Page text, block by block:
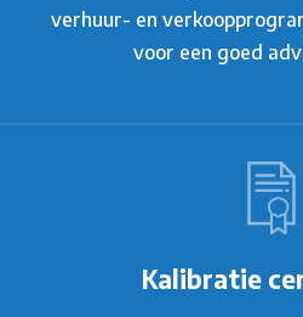
verhuur- en
voor een goed
Kalibratie